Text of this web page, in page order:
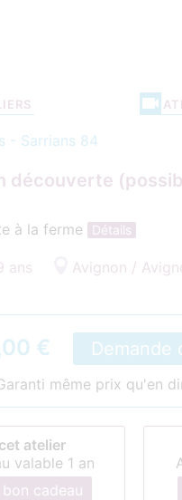
- Sarrians 84
découverte
à la ferme Détails
ans Avignon /
€ Demande
même prix qu'en
atelier
valable 1 an
cadeau